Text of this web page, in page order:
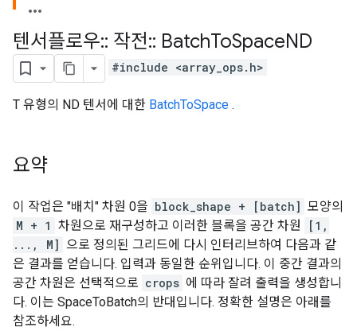
텐서플로우:: 작전:: BatchToSpaceND
#include <array_ops.h>
T 유형의 ND 텐서에 대한 BatchToSpace .
요약
이 작업은 "배치" 차원 0을 block_shape + [batch] 모양의
M + 1 차원으로 재구성하고 이러한 블록을 공간 차원
[1,
..., M] 으로 정의된 그리드에 다시 인터리브하여 다음과 같
은 결과를 얻습니다. 입력과 동일한 순위입니다. 이 중간 결과의
공간 차원은 선택적으로 crops 에 따라 잘려 출력을 생성합니
다. 이는 SpaceToBatch의 반대입니다. 정확한 설명은 아래를
참조하세요.